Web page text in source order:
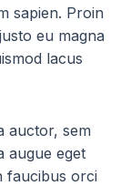
sapien. Proin
eu magna
lacus
auctor, sem
augue eget
faucibus orci